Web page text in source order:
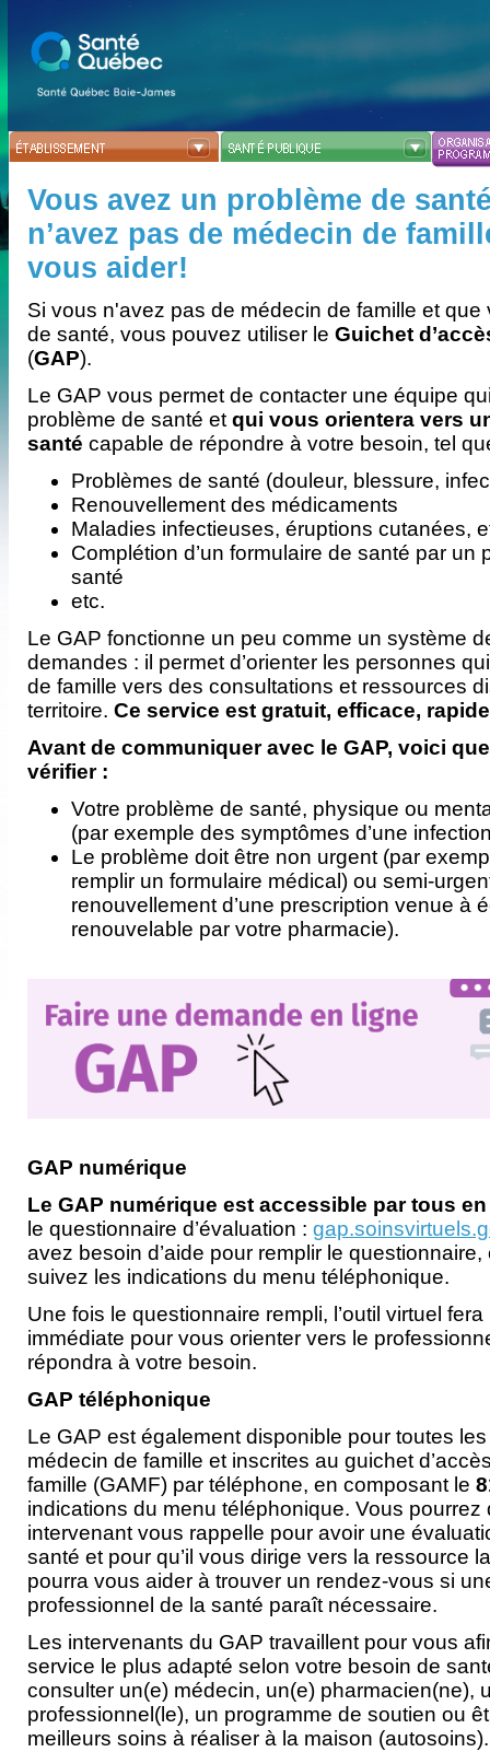
Vous avez un problème de
n’avez pas de médecin de
vous aider!
Si vous n'avez pas de médecin de famille et
de santé, vous pouvez utiliser le Guichet
(GAP).
Le GAP vous permet de contacter une équipe
problème de santé et qui vous orientera vers
santé capable de répondre à votre besoin, tel
Problèmes de santé (douleur, blessure,
Renouvellement des médicaments
Maladies infectieuses, éruptions cutanées,
Complétion d’un formulaire de santé par un
santé
etc.
Le GAP fonctionne un peu comme un système
demandes : il permet d’orienter les personnes
de famille vers des consultations et ressources
territoire. Ce service est gratuit, efficace,
Avant de communiquer avec le GAP, voici
vérifier :
Votre problème de santé, physique ou
(par exemple des symptômes d’une
Le problème doit être non urgent (par
remplir un formulaire médical) ou semi-
renouvellement d’une prescription venue à
renouvelable par votre pharmacie).
GAP numérique
Le GAP numérique est accessible par tous
le questionnaire d’évaluation :
avez besoin d’aide pour remplir le
suivez les indications du menu téléphonique.
Une fois le questionnaire rempli, l’outil virtuel
immédiate pour vous orienter vers le
répondra à votre besoin.
GAP téléphonique
Le GAP est également disponible pour toutes
médecin de famille et inscrites au guichet
famille (GAMF) par téléphone, en composant le
indications du menu téléphonique. Vous pourrez
intervenant vous rappelle pour avoir une
santé et pour qu’il vous dirige vers la ressource
pourra vous aider à trouver un rendez-vous si
professionnel de la santé paraît nécessaire.
Les intervenants du GAP travaillent pour vous
service le plus adapté selon votre besoin de
consulter un(e) médecin, un(e) pharmacien(ne),
professionnel(le), un programme de soutien ou
meilleurs soins à réaliser à la maison (autosoins).